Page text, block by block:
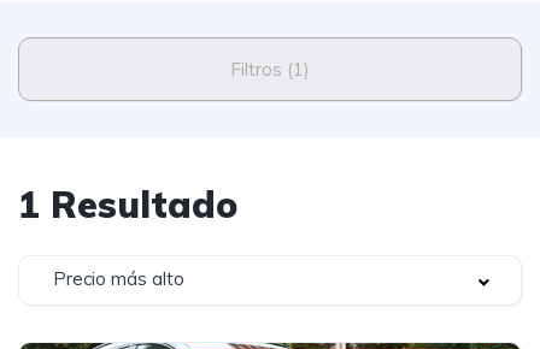
Filtros (1)
1 Resultado
Precio más alto